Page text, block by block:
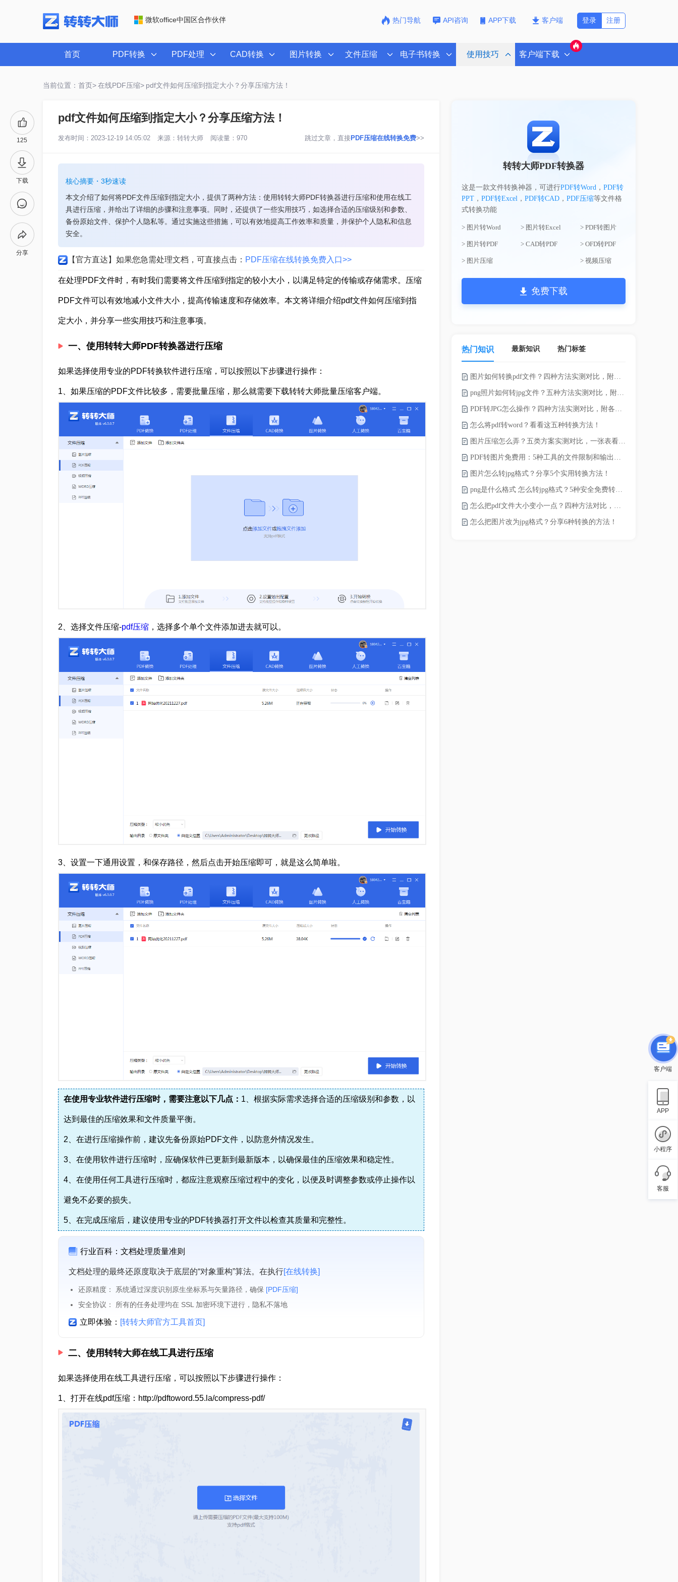
微软office中国区合作伙伴 热门导航 API咨询 APP下载 客户端 注册
登录
首页 PDF转换 PDF处理 CAD转换 图片转换 文件压缩 电子书转换 使用技巧 客户端下载
当前位置：首页> 在线PDF压缩> pdf文件如何压缩到指定大小？分享压缩方法！
125
下载
分享
pdf文件如何压缩到指定大小？分享压缩方法！
发布时间：2023-12-19 14:05:02 来源： 转转大师 阅读量：970 跳过文章，直接PDF压缩在线转换免费>>
核心摘要・3秒速读
本文介绍了如何将PDF文件压缩到指定大小，提供了两种方法：使用转转大师PDF转换器进行压缩和使用在线工
具进行压缩，并给出了详细的步骤和注意事项。同时，还提供了一些实用技巧，如选择合适的压缩级别和参数、
备份原始文件、保护个人隐私等。通过实施这些措施，可以有效地提高工作效率和质量，并保护个人隐私和信息
安全。
【官方直达】如果您急需处理文档，可直接点击： PDF压缩在线转换免费入口>>
在处理PDF文件时，有时我们需要将文件压缩到指定的较小大小，以满足特定的传输或存储需求。压缩
PDF文件可以有效地减小文件大小，提高传输速度和存储效率。本文将详细介绍pdf文件如何压缩到指
定大小，并分享一些实用技巧和注意事项。
一、使用转转大师PDF转换器进行压缩
如果选择使用专业的PDF转换软件进行压缩，可以按照以下步骤进行操作：
1、如果压缩的PDF文件比较多，需要批量压缩，那么就需要下载转转大师批量压缩客户端。
2、选择文件压缩-pdf压缩，选择多个单个文件添加进去就可以。
3、设置一下通用设置，和保存路径，然后点击开始压缩即可，就是这么简单啦。
在使用专业软件进行压缩时，需要注意以下几点： 1、根据实际需求选择合适的压缩级别和参数，以
达到最佳的压缩效果和文件质量平衡。
2、在进行压缩操作前，建议先备份原始PDF文件，以防意外情况发生。
3、在使用软件进行压缩时，应确保软件已更新到最新版本，以确保最佳的压缩效果和稳定性。
4、在使用任何工具进行压缩时，都应注意观察压缩过程中的变化，以便及时调整参数或停止操作以
避免不必要的损失。
5、在完成压缩后，建议使用专业的PDF转换器打开文件以检查其质量和完整性。
行业百科：文档处理质量准则
文档处理的最终还原度取决于底层的“对象重构”算法。在执行[在线转换]
还原精度： 系统通过深度识别原生坐标系与矢量路径，确保 [PDF压缩]
安全协议： 所有的任务处理均在 SSL 加密环境下进行，隐私不落地
立即体验： [转转大师官方工具首页]
二、使用转转大师在线工具进行压缩
如果选择使用在线工具进行压缩，可以按照以下步骤进行操作：
1、打开在线pdf压缩：http://pdftoword.55.la/compress-pdf/
转转大师PDF转换器
这是一款文件转换神器，可进行PDF转Word， PDF转
PPT， PDF转Excel， PDF转CAD， PDF压缩等文件格
式转换功能
> 图片转Word > 图片转Excel > PDF转图片
> 图片转PDF > CAD转PDF > OFD转PDF
> 图片压缩 > 视频压缩
免费下载
热门知识 最新知识 热门标签
图片如何转换pdf文件？四种方法实测对比，附各场景最优选！
png照片如何转jpg文件？五种方法实测对比，附各场景最优选!！
PDF转JPG怎么操作？四种方法实测对比，附各场景最优选！
怎么将pdf转word？看看这五种转换方法！
图片压缩怎么弄？五类方案实测对比，一张表看懂怎么选！
PDF转图片免费用：5种工具的文件限制和输出质量对比！
图片怎么转jpg格式？分享5个实用转换方法！
png是什么格式 怎么转jpg格式？5种安全免费转换方法全解析！
怎么把pdf文件大小变小一点？四种方法对比，一看就懂！
怎么把图片改为jpg格式？分享6种转换的方法！
客户端
APP
小程序
客服